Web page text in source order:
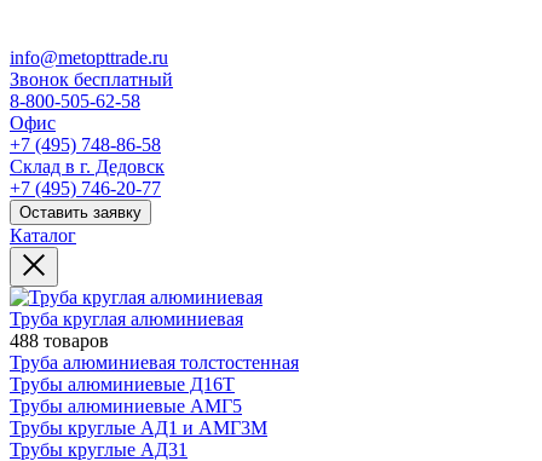
info@metopttrade.ru
Звонок бесплатный
8-800-505-62-58
Офис
+7 (495) 748-86-58
Склад в г. Дедовск
+7 (495) 746-20-77
Оставить заявку
Каталог
Труба круглая алюминиевая
488 товаров
Труба алюминиевая толстостенная
Трубы алюминиевые Д16Т
Трубы алюминиевые АМГ5
Трубы круглые АД1 и АМГ3М
Трубы круглые АД31